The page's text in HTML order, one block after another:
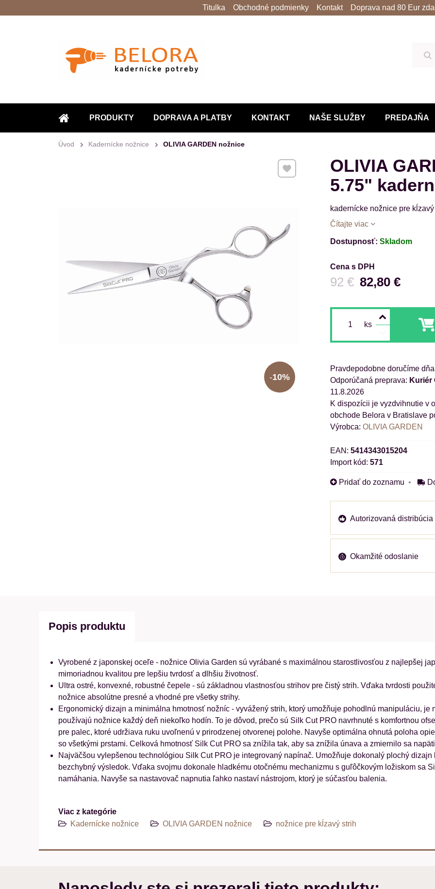
ÚVOD
PRODUKTY DOPRAVA A PLATBY KONTAKT NAŠE SLUŽBY PREDAJŇA
Titulka Obchodné podmienky Kontakt Doprava nad 80 Eur
Úvod Kadernícke nožnice OLIVIA GARDEN nožnice
OLIVIA
5.75"
kadernícke nožnice pre
Čítajte viac
10%
Pridať k Obľúbeným
Dostupnosť: Skladom
Cena s DPH
82,80 €
Pred zľavou:
92 €
ks
Pravdepodobne doručíme
Kuriér
11.8.2026
obchode Belora v Bratislave
Výrobca: OLIVIA GARDEN
EAN: 5414343015204
Import kód: 571
Pridať do zoznamu
Autorizovaná distribúcia
Okamžité odoslanie
Popis produktu
Vyrobené z japonskej oceľe - nožnice Olivia Garden sú vyrábané s maximálnou starostlivosťou z najlepšej
mimoriadnou kvalitou pre lepšiu tvrdosť a dlhšiu životnosť.
Ultra ostré, konvexné, robustné čepele - sú základnou vlastnosťou strihov pre čistý strih. Vďaka tvrdosti
nožnice absolútne presné a vhodné pre všetky strihy.
Ergonomický dizajn a minimálna hmotnosť nožníc - vyvážený strih, ktorý umožňuje pohodlnú manipuláciu, je
používajú nožnice každý deň niekoľko hodín. To je dôvod, prečo sú Silk Cut PRO navrhnuté s komfortnou
pre palec, ktoré udržiava ruku uvoľnenú v prirodzenej otvorenej polohe. Navyše optimálna ohnutá poloha
so všetkými prstami. Celková hmotnosť Silk Cut PRO sa znížila tak, aby sa znížila únava a zmiernilo sa
Najväčšou vylepšenou technológiou Silk Cut PRO je integrovaný napínač. Umožňuje dokonalý plochý
bezchybný výsledok. Vďaka svojmu dokonale hladkému otočnému mechanizmu s guľôčkovým ložiskom sa
namáhania. Navyše sa nastavovač napnutia ľahko nastaví nástrojom, ktorý je súčasťou balenia.
Viac z kategórie
Kadernícke nožnice
OLIVIA GARDEN nožnice nožnice pre kĺzavý strih